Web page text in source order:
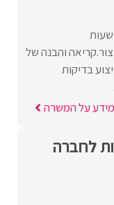
והבנה של
בדיקות
מידע על המשרה
לחברה